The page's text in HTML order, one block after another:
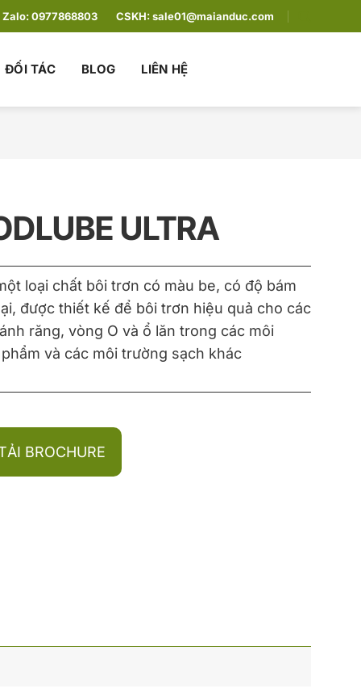
Zalo:0977868803 CSKH:sale01@maianduc.com
ĐỐI TÁC BLOG LIÊN HỆ
ULTRA
loại chất bôi trơn có màu be, có độ bám
được thiết kế để bôi trơn hiệu quả cho các
răng, vòng O và ổ lăn trong các môi
và các môi trường sạch khác
BROCHURE